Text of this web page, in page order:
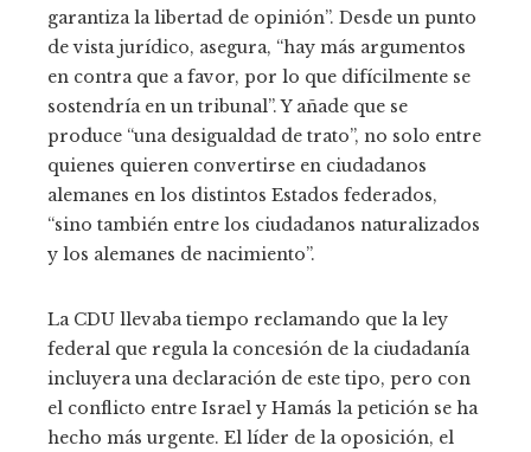
garantiza la libertad de opinión”. Desde un punto
de vista jurídico, asegura, “hay más argumentos
en contra que a favor, por lo que difícilmente se
sostendría en un tribunal”. Y añade que se
produce “una desigualdad de trato”, no solo entre
quienes quieren convertirse en ciudadanos
alemanes en los distintos Estados federados,
“sino también entre los ciudadanos naturalizados
y los alemanes de nacimiento”.
La CDU llevaba tiempo reclamando que la ley
federal que regula la concesión de la ciudadanía
incluyera una declaración de este tipo, pero con
el conflicto entre Israel y Hamás la petición se ha
hecho más urgente. El líder de la oposición, el